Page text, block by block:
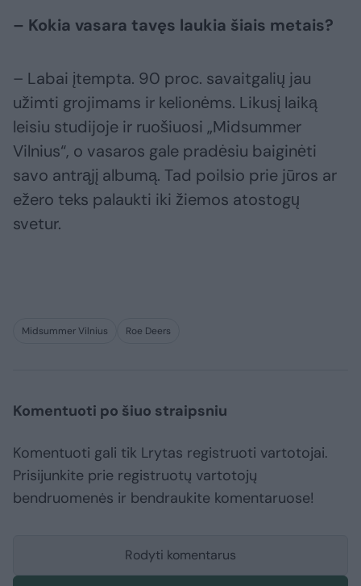
– Kokia vasara tavęs laukia šiais metais?
– Labai įtempta. 90 proc. savaitgalių jau
užimti grojimams ir kelionėms. Likusį laiką
leisiu studijoje ir ruošiuosi „Midsummer
Vilnius“, o vasaros gale pradėsiu baiginėti
savo antrąjį albumą. Tad poilsio prie jūros ar
ežero teks palaukti iki žiemos atostogų
svetur.
Midsummer Vilnius Roe Deers
Komentuoti po šiuo straipsniu
Komentuoti gali tik Lrytas registruoti vartotojai.
Prisijunkite prie registruotų vartotojų
bendruomenės ir bendraukite komentaruose!
Rodyti komentarus